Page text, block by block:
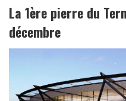
La 1ère pierre du
décembre